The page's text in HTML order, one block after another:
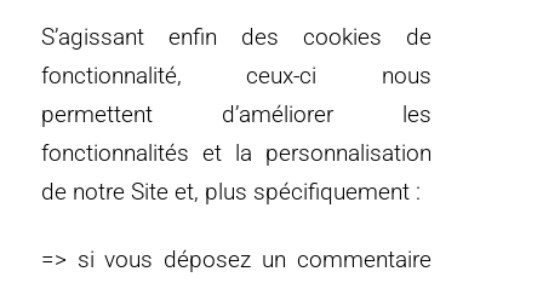
S’agissant enfin des cookies de
fonctionnalité, ceux-ci nous
permettent d’améliorer les
fonctionnalités et la personnalisation
de notre Site et, plus spécifiquement :
=> si vous déposez un commentaire